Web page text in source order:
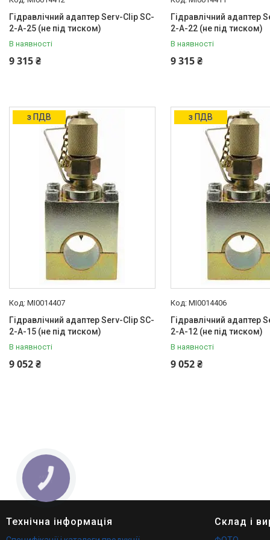
Гідравлічний адаптер Serv-Clip SC-
2-A-25 (не під тиском)
В наявності
9 315 ₴
Гідравлічний адаптер
2-A-22 (не під тиском)
В наявності
9 315 ₴
з ПДВ
MI0014407
Гідравлічний адаптер Serv-Clip SC-
2-A-15 (не під тиском)
В наявності
9 052 ₴
з ПДВ
MI0014406
Гідравлічний адаптер
2-A-12 (не під тиском)
В наявності
9 052 ₴
Технічна інформація Склад і
КНОПКА
ЗВ'ЯЗКУ